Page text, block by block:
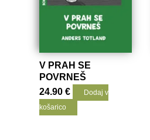
V PRAH SE
POVRNEŠ
24.90€
Dodaj v
košarico